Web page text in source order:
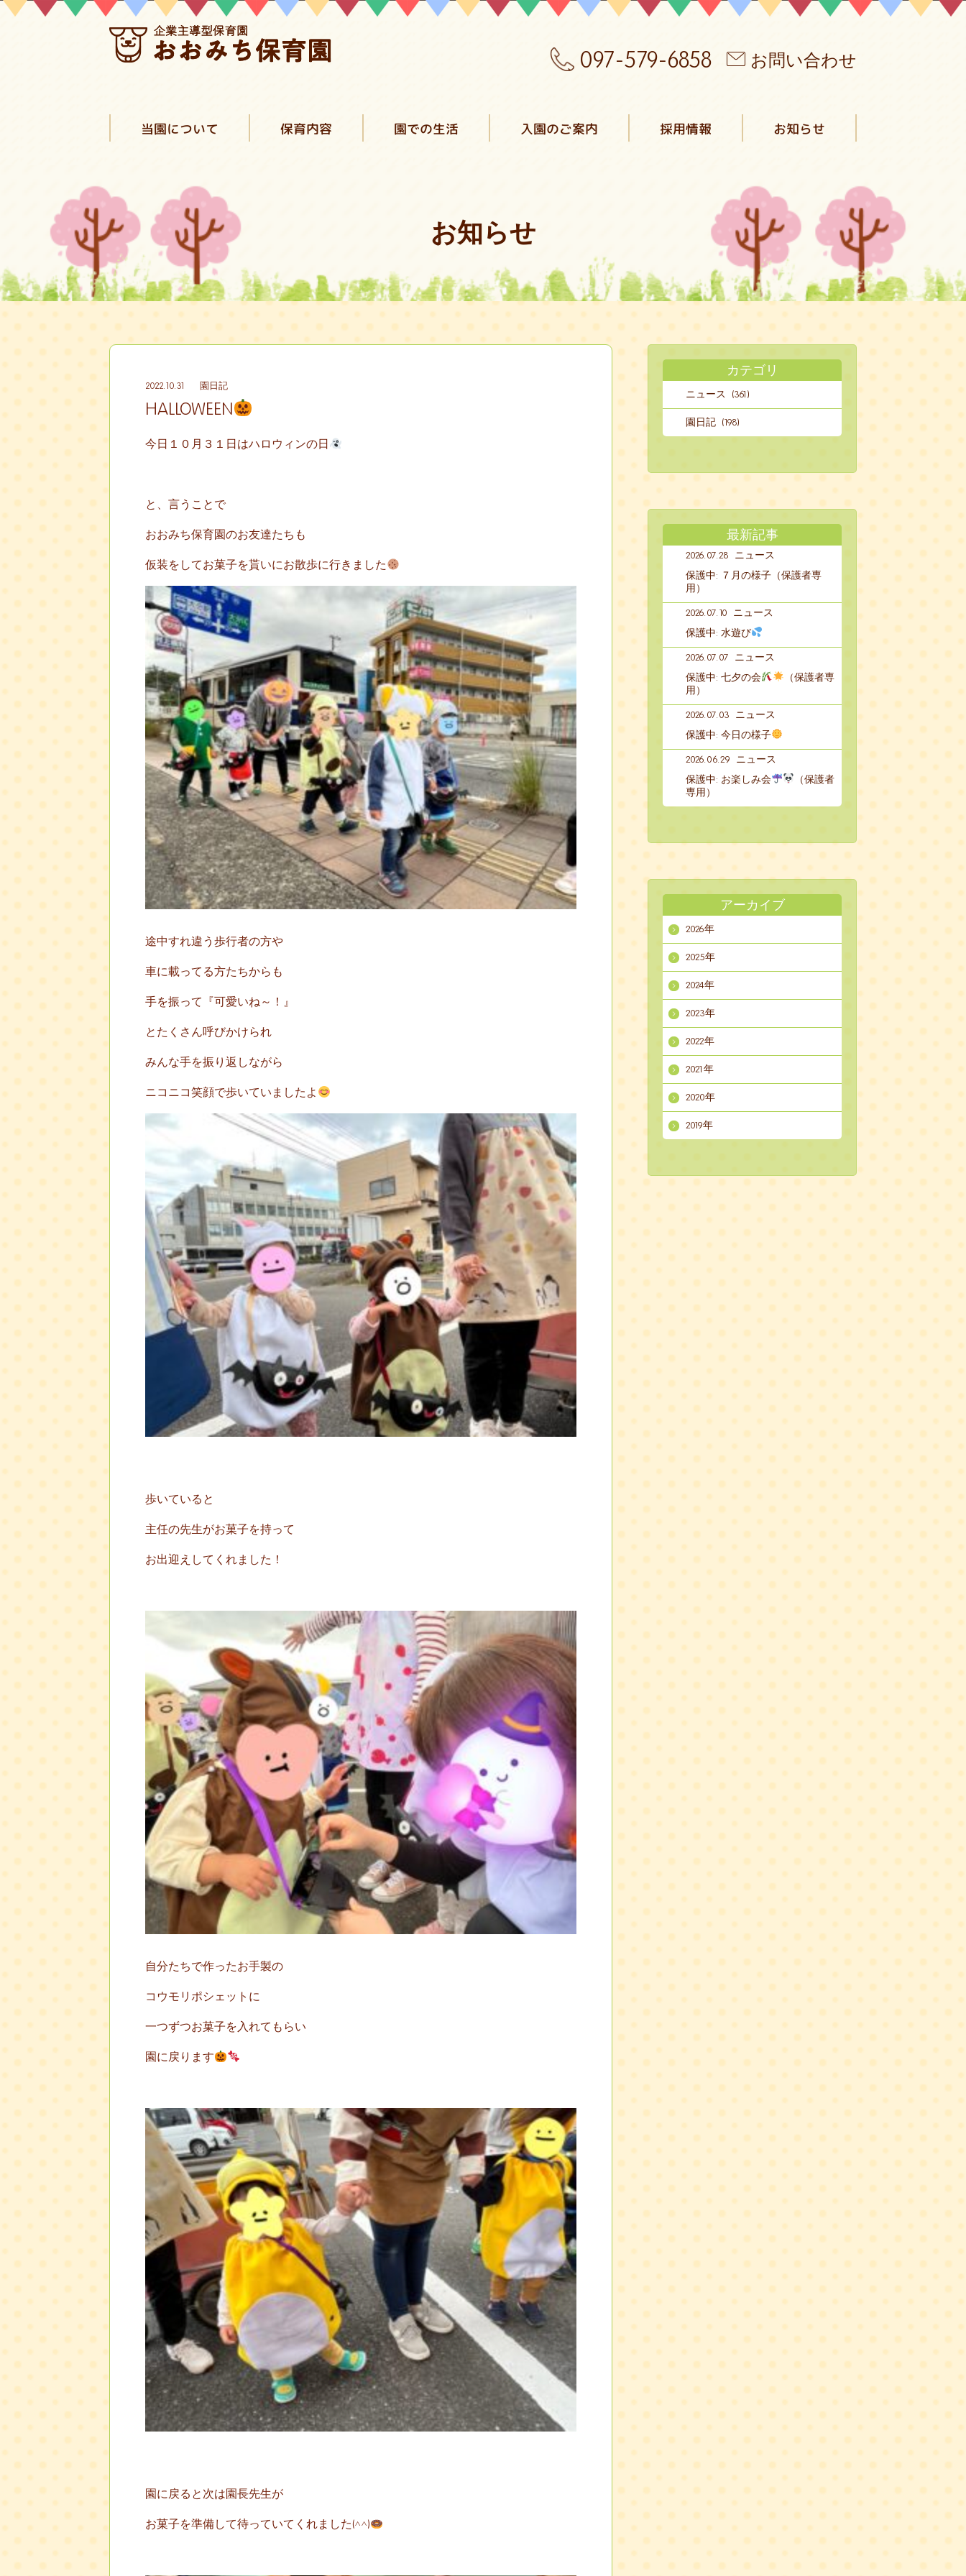
097-579-6858 お問い合わせ
当園について 保育内容 園での生活 入園のご案内 採用情報 お知らせ
お知らせ
2022.10.31 園日記
HALLOWEEN
今日１０月３１日はハロウィンの日
と、言うことで
おおみち保育園のお友達たちも
仮装をしてお菓子を貰いにお散歩に行きました
途中すれ違う歩行者の方や
車に載ってる方たちからも
手を振って『可愛いね～！』
とたくさん呼びかけられ
みんな手を振り返しながら
ニコニコ笑顔で歩いていましたよ
歩いていると
主任の先生がお菓子を持って
お出迎えしてくれました！
自分たちで作ったお手製の
コウモリポシェットに
一つずつお菓子を入れてもらい
園に戻ります
園に戻ると次は園長先生が
お菓子を準備して待っていてくれました(^^)
カテゴリ
ニュース (361)
園日記 (198)
最新記事
2026.07.28
ニュース
保護中: ７月の様子（保護者専
用）
2026.07.10
ニュース
保護中: 水遊び
2026.07.07
ニュース
保護中: 七夕の会
（保護者専
用）
2026.07.03
ニュース
保護中: 今日の様子
2026.06.29
ニュース
保護中: お楽しみ会
（保護者
専用）
アーカイブ
2026年
2025年
2024年
2023年
2022年
2021年
2020年
2019年